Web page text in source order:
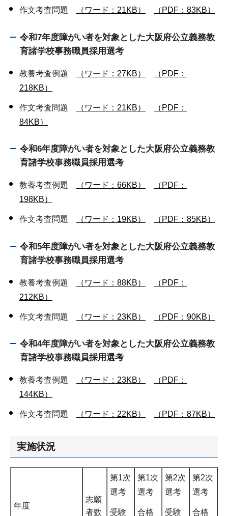
作文考査問題 （ワード：21KB） （PDF：83KB）
令和7年度障がい者を対象とした大阪府公立義務教
育諸学校事務職員採用選考
教養考査例題 （ワード：27KB）
（PDF：
218KB）
作文考査問題 （ワード：21KB）
（PDF：
84KB）
令和6年度障がい者を対象とした大阪府公立義務教
育諸学校事務職員採用選考
教養考査例題 （ワード：66KB）
（PDF：
198KB）
作文考査問題 （ワード：19KB） （PDF：85KB）
令和5年度障がい者を対象とした大阪府公立義務教
育諸学校事務職員採用選考
教養考査例題 （ワード：88KB）
（PDF：
212KB）
作文考査問題 （ワード：23KB） （PDF：90KB）
令和4年度障がい者を対象とした大阪府公立義務教
育諸学校事務職員採用選考
教養考査例題 （ワード：23KB）
（PDF：
144KB）
作文考査問題 （ワード：22KB） （PDF：87KB）
実施状況
年度
志願
者数
第1次
選考
受験
第1次
選考
合格
第2次
選考
受験
第2次
選考
合格